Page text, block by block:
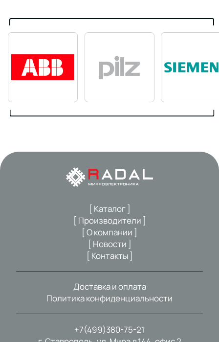
+7(499)380-75-21
[ Каталог ]
[ Производители ]
[ О компании ]
[ Новости ]
[ Контакты ]
Доставка и оплата
Политика конфиденциальности